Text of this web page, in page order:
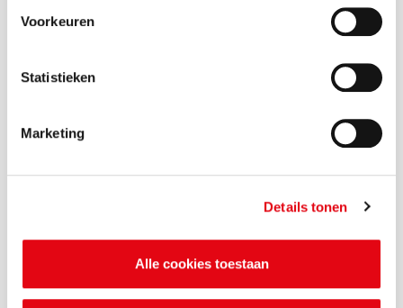
Voorkeuren
Statistieken
Marketing
Details tonen
Alle cookies toestaan
aan een schone, veilige
en duurzame leefomgeving
Meld overlast bij de
MilieuKlachtenCentrale